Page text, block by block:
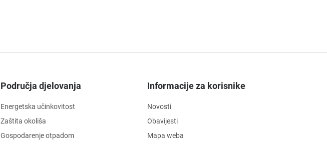
Područja djelovanja
Energetska učinkovitost
Zaštita okoliša
Gospodarenje otpadom
Informacije za korisnike
Novosti
Obavijesti
Mapa weba